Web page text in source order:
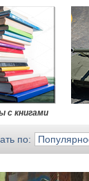
с книгами
по: